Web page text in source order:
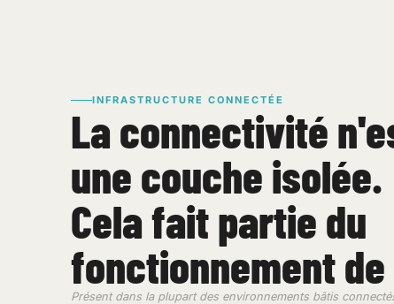
INFRASTRUCTURE CONNECTÉE
La connectivité
une couche isolée.
Cela fait partie du
fonctionnement de
Présent dans la plupart des environnements bâtis